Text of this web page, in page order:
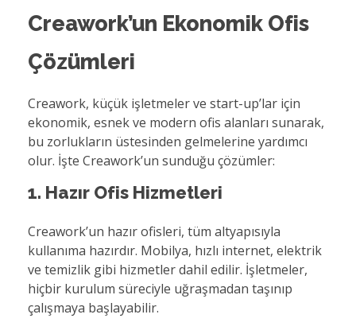
Creawork’un Ekonomik Ofis
Çözümleri
Creawork, küçük işletmeler ve start-up’lar için
ekonomik, esnek ve modern ofis alanları sunarak,
bu zorlukların üstesinden gelmelerine yardımcı
olur. İşte Creawork’un sunduğu çözümler:
1. Hazır Ofis Hizmetleri
Creawork’un hazır ofisleri, tüm altyapısıyla
kullanıma hazırdır. Mobilya, hızlı internet, elektrik
ve temizlik gibi hizmetler dahil edilir. İşletmeler,
hiçbir kurulum süreciyle uğraşmadan taşınıp
çalışmaya başlayabilir.